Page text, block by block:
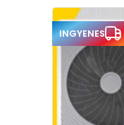
INGYENES